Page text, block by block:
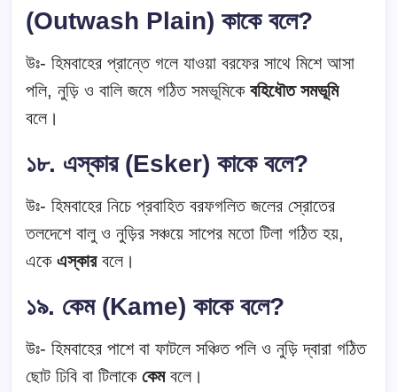
(Outwash Plain) কাকে বলে?
উঃ- হিমবাহের প্রান্তে গলে যাওয়া বরফের সাথে মিশে আসা
পলি, নুড়ি ও বালি জমে গঠিত সমভূমিকে বহিধৌত সমভূমি
বলে।
১৮. এস্কার (Esker) কাকে বলে?
উঃ- হিমবাহের নিচে প্রবাহিত বরফগলিত জলের স্রোতের
তলদেশে বালু ও নুড়ির সঞ্চয়ে সাপের মতো টিলা গঠিত হয়,
একে এস্কারবলে।
১৯. কেম (Kame) কাকে বলে?
উঃ- হিমবাহের পাশে বা ফাটলে সঞ্চিত পলি ও নুড়ি দ্বারা গঠিত
ছোট ঢিবি বা টিলাকে কেমবলে।